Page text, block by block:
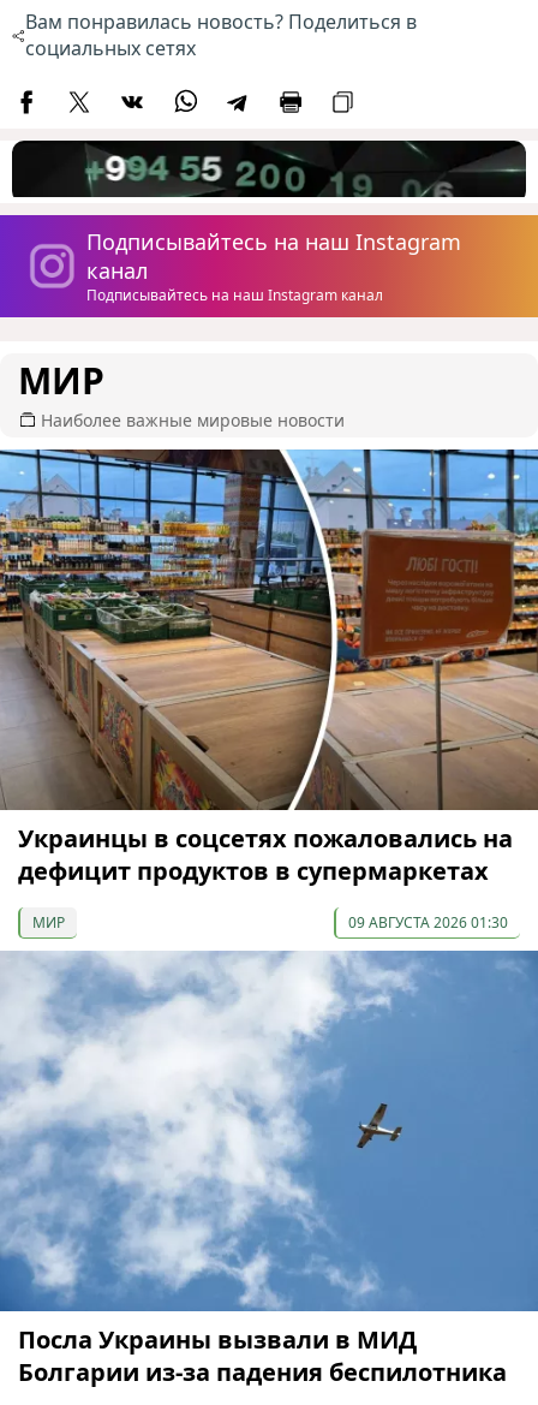
Вам понравилась новость? Поделиться в
социальных сетях
Подписывайтесь на наш Instagram
канал
Подписывайтесь на наш Instagram канал
МИР
Наиболее важные мировые новости
Украинцы в соцсетях пожаловались на
дефицит продуктов в супермаркетах
МИР 09 АВГУСТА 2026 01:30
Посла Украины вызвали в МИД
Болгарии из-за падения беспилотника